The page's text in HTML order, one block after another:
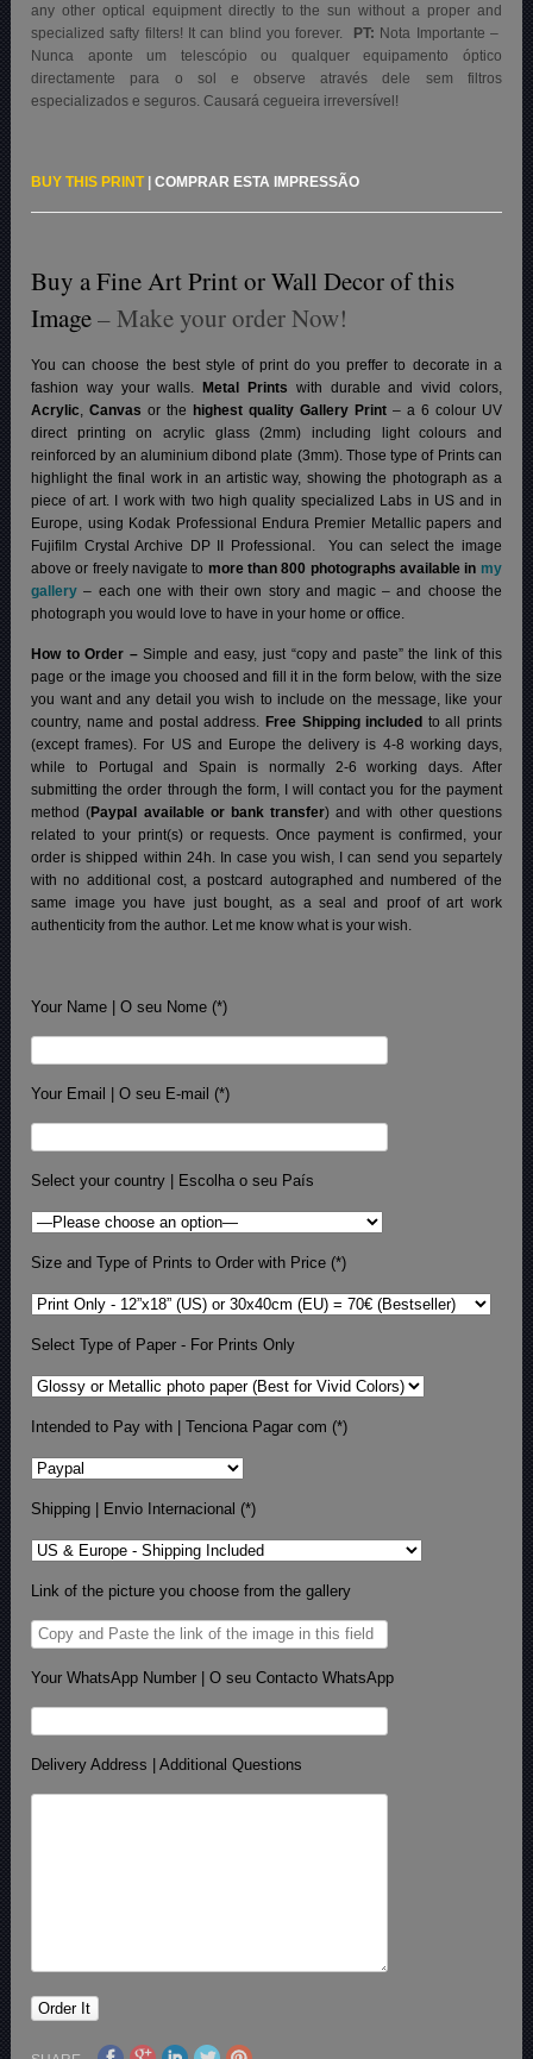
any other optical equipment directly to the sun without a proper and
specialized safty filters! It can blind you forever. PT: Nota Importante –
Nunca aponte um telescópio ou qualquer equipamento óptico
directamente para o sol e observe através dele sem filtros
especializados e seguros. Causará cegueira irreversível!
BUY THIS PRINT|COMPRAR ESTA IMPRESSÃO
Buy a Fine Art Print or Wall Decor of this
Image– Make your order Now!
You can choose the best style of print do you preffer to decorate in a
fashion way your walls.Metal Prints with durable and vivid colors,
Acrylic ,Canvas or the highest quality Gallery Print– a 6 colour UV
direct printing on acrylic glass (2mm) including light colours and
reinforced by an aluminium dibond plate (3mm). Those type of Prints can
highlight the final work in an artistic way, showing the photograph as a
piece of art. I work with two high quality specialized Labs in US and in
Europe, using Kodak Professional Endura Premier Metallic papers and
Fujifilm Crystal Archive DP II Professional. You can select the image
above or freely navigate to more than 800 photographs available in my
gallery – each one with their own story and magic – and choose the
photograph you would love to have in your home or office.
How to Order –Simple and easy, just “copy and paste” the link of this
page or the image you choosed and fill it in the form below, with the size
you want and any detail you wish to include on the message, like your
country, name and postal address. Free Shipping included to all prints
(except frames). For US and Europe the delivery is 4-8 working days,
while to Portugal and Spain is normally 2-6 working days. After
submitting the order through the form, I will contact you for the payment
method (Paypal available or bank transfer) and with other questions
related to your print(s) or requests. Once payment is confirmed, your
order is shipped within 24h. In case you wish, I can send you separtely
with no additional cost, a postcard autographed and numbered of the
same image you have just bought, as a seal and proof of art work
authenticity from the author. Let me know what is your wish.
Your Name | O seu Nome (*)
Your Email | O seu E-mail (*)
Select your country | Escolha o seu País
Size and Type of Prints to Order with Price (*)
Select Type of Paper - For Prints Only
Intended to Pay with | Tenciona Pagar com (*)
Shipping | Envio Internacional (*)
Link of the picture you choose from the gallery
Your WhatsApp Number | O seu Contacto WhatsApp
Delivery Address | Additional Questions